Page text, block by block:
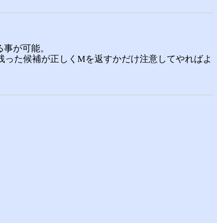
が可能。
た候補が正しくMを返すかだけ注意してやればよ